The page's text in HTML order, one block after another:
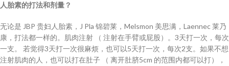
人胎素的打法和剂量？
无论是 JBP 贵妇人胎素，J Pla 锦碧莱，Melsmon 美思满，Laennec 莱乃
康，打法都一样的。肌肉注射 （ 注射在手臂或屁股）。3天打一次，每次
一支。 若觉得3天打一次很麻烦，也可以5天打一次，每次2支。如果不想
注射肌肉的人，也可以打在肚子 （ 离开肚脐5cm 的范围内都可以打），